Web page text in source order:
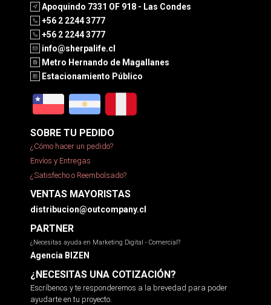
Apoquindo 7331 OF 918 - Las Condes
+56 2 2244 3777
+56 2 2244 3777
info@sherpalife.cl
Metro Hernando de Magallanes
Estacionamiento Público
SOBRE TU PEDIDO
¿Cómo hacer un pedido?
Envíos y Entregas
¿Satisfecho o Reembolsado?
VENTAS MAYORISTAS
distribucion@outcompany.cl
PARTNER
¿Necesitas ayuda en Marketing Digital - Comercial?
Agencia BIZEN
¿NECESITAS UNA COTIZACIÓN?
Escríbenos y te responderemos a la brevedad para poder
ayudarte en tu proyecto.